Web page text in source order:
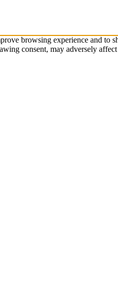
browsing experience and
consent, may adversely